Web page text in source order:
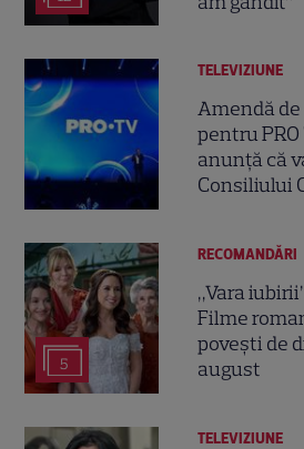
TELEVIZIUNE
Amendă
pentru PRO
anunță că
Consiliului
5
RECOMANDĂRI
„Vara
Filme
povești de
august
TELEVIZIUNE